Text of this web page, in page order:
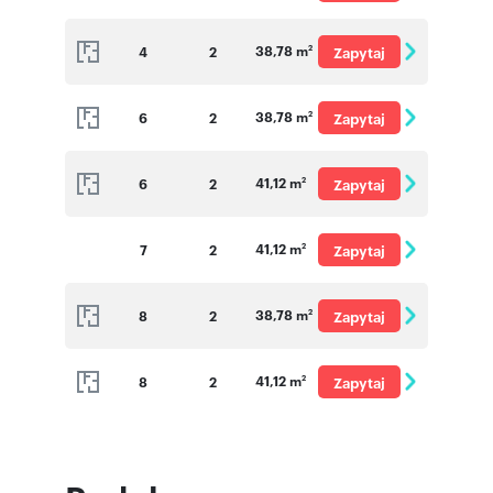
4 2 38,78 m2
Zapytaj
6 2 38,78 m2
Zapytaj
6 2 41,12 m2
Zapytaj
7 2 41,12 m2
Zapytaj
8 2 38,78 m2
Zapytaj
8 2 41,12 m2
Zapytaj